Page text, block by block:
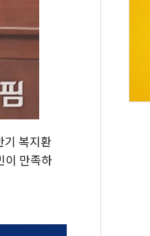
기 복지환
이 만족하